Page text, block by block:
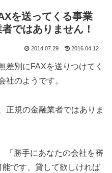
を送ってくる事業
ではありません！
2014.07.29 2016.04.12
差別にFAXを送りつけてく
社のようです。
正規の金融業者ではありま
「勝手にあなたの会社を審
です、貸して欲しければ